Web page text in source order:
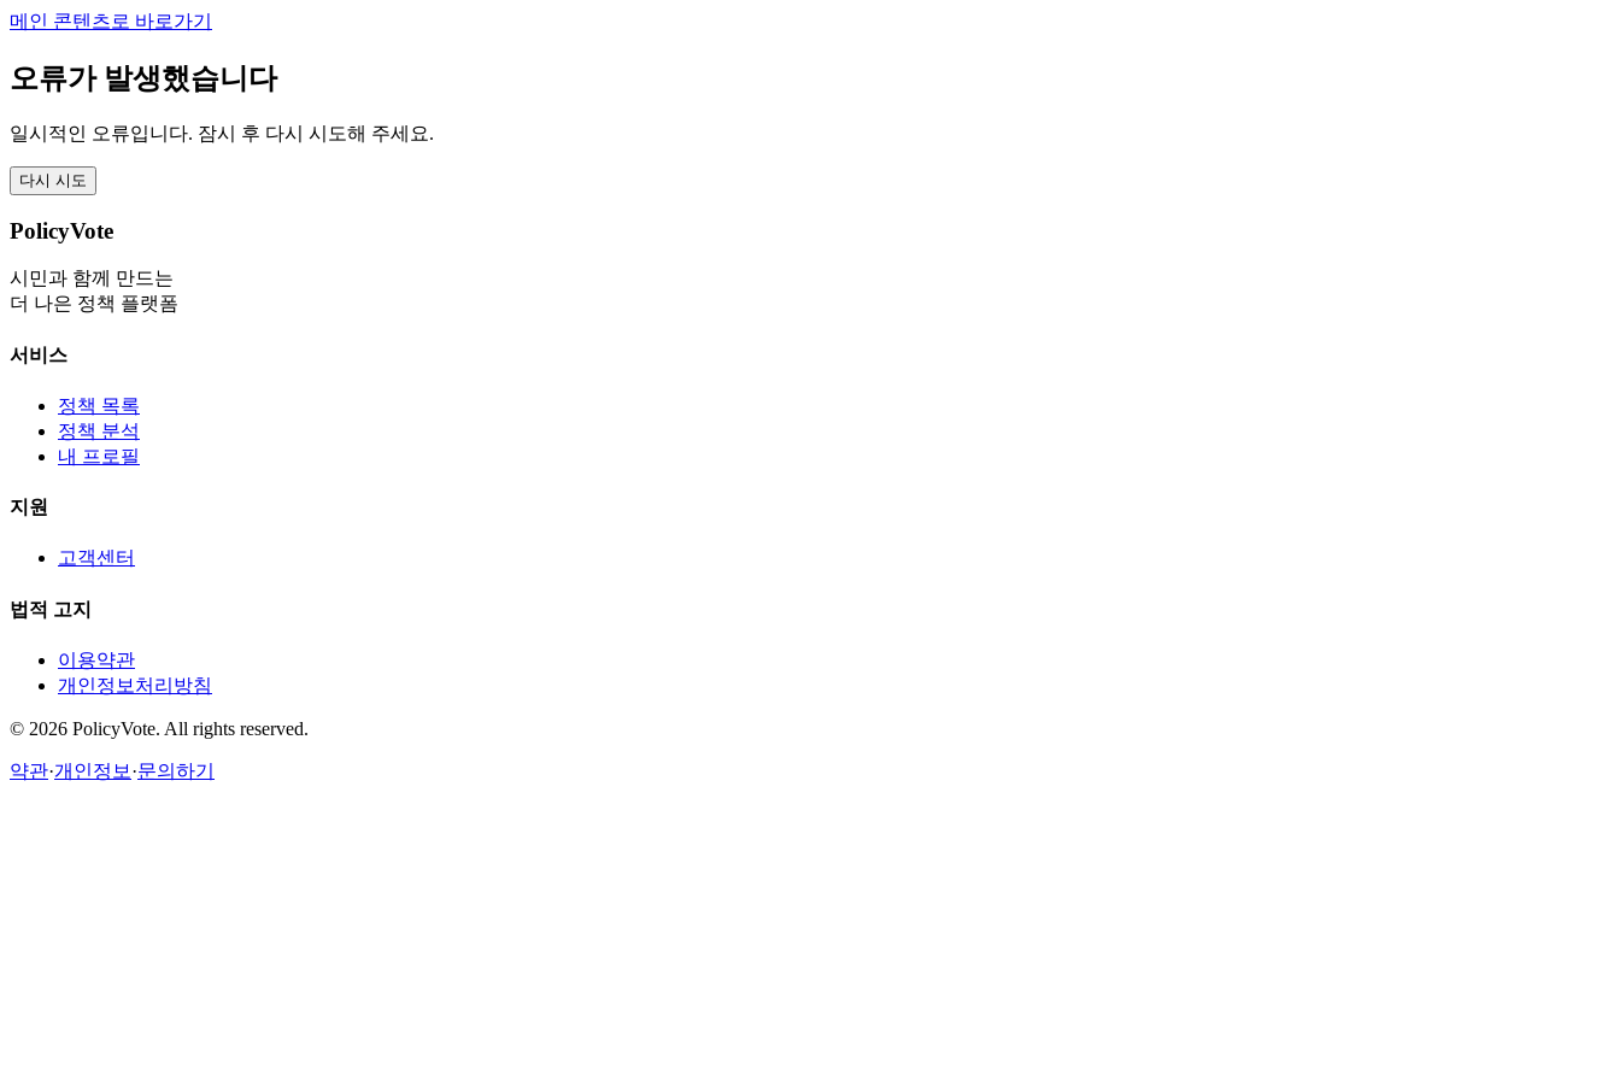
메인 콘텐츠로 바로가기
오류가 발생했습니다
일시적인 오류입니다. 잠시 후 다시 시도해 주세요.
다시 시도
PolicyVote
시민과 함께 만드는
더 나은 정책 플랫폼
서비스
정책 목록
정책 분석
내 프로필
지원
고객센터
법적 고지
이용약관
개인정보처리방침
© 2026 PolicyVote. All rights reserved.
약관·개인정보 ·문의하기